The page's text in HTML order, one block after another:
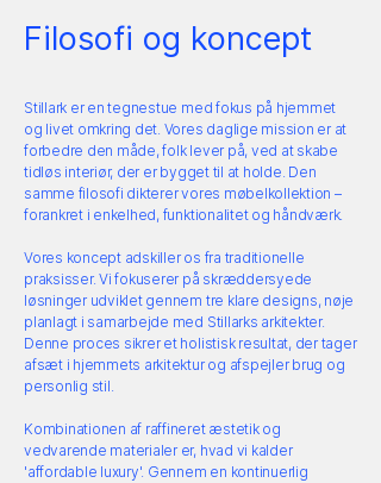
Filosofi og koncept
Stillark er en tegnestue med fokus på hjemmet
og livet omkring det. Vores daglige mission er at
forbedre den måde, folk lever på, ved at skabe
tidløs interiør, der er bygget til at holde. Den
samme filosofi dikterer vores møbelkollektion –
forankret i enkelhed, funktionalitet og håndværk.
Vores koncept adskiller os fra traditionelle
praksisser. Vi fokuserer på skræddersyede
løsninger udviklet gennem tre klare designs, nøje
planlagt i samarbejde med Stillarks arkitekter.
Denne proces sikrer et holistisk resultat, der tager
afsæt i hjemmets arkitektur og afspejler brug og
personlig stil.
Kombinationen af raffineret æstetik og
vedvarende materialer er, hvad vi kalder
'affordable luxury'. Gennem en kontinuerlig